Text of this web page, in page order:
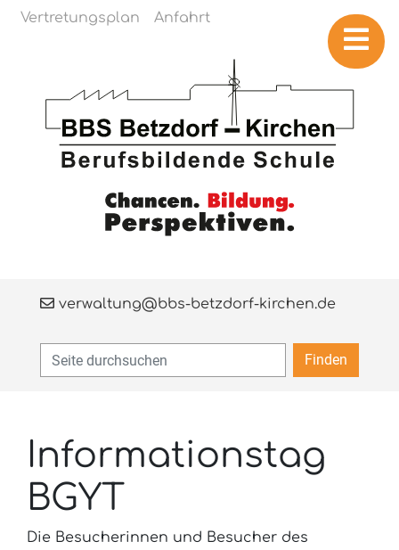
Navigation überspringen
Vertretungsplan Anfahrt
verwaltung@bbs-betzdorf-kirchen.de
Finden
Informationstag
BGYT
Die Besucherinnen und Besucher des